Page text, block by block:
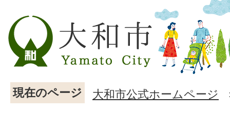
現在のページ 大和市公式ホームページ